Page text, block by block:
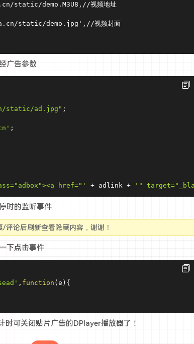
static/demo.M3U8,//视频地址
static/demo.jpg',//视频封面
广告参数
static/ad.jpg" ;
;
href="' + adlink + '"
时的监听事件
/评论后刷新查看隐藏内容，谢谢！
下点击事件
, function ( e ) {
可关闭贴片广告的DPlayer播放器了！